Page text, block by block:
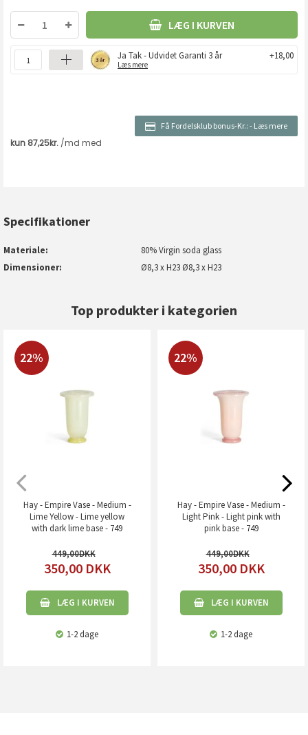
LÆG I KURVEN
Ja Tak - Udvidet Garanti 3 år
Læs mere
+18,00
Få Fordelsklub bonus-Kr.: - Læs mere
Specifikationer
Materiale
80% Virgin soda glass
Dimensioner
Ø8,3 x H23 Ø8,3 x H23
Top produkter i kategorien
22%
Hay - Empire Vase - Medium -
Lime Yellow - Lime yellow
with dark lime base - 749
449,00
350,00 DKK
LÆG I KURVEN
1-2 dage
22%
Hay - Empire Vase - Medium -
Light Pink - Light pink with
pink base - 749
449,00
350,00 DKK
LÆG I KURVEN
1-2 dage